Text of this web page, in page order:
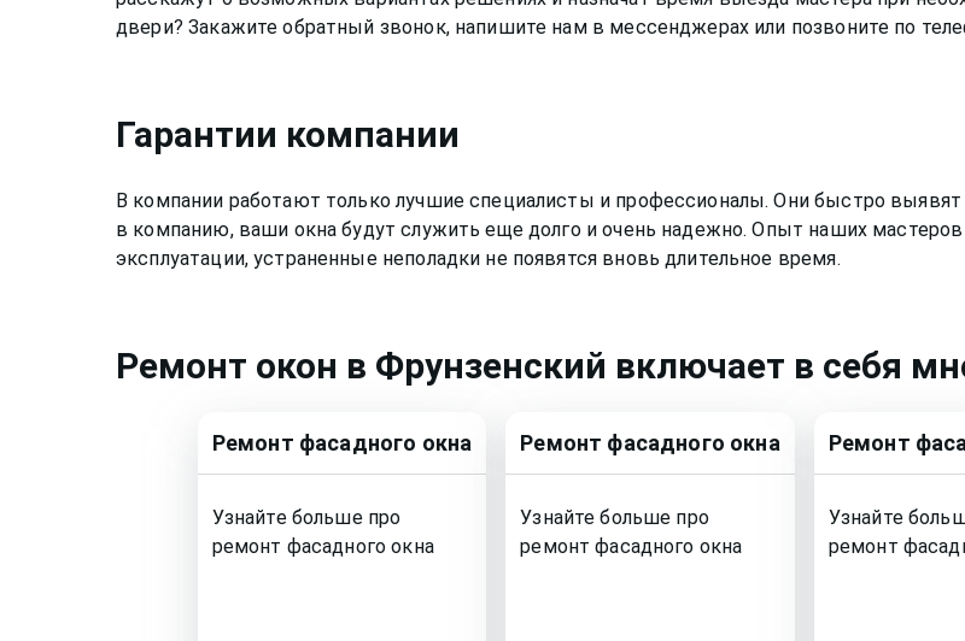
двери? Закажите обратный звонок, напишите нам в мессенджерах или позвоните по
Гарантии компании
В компании работают только лучшие специалисты и профессионалы. Они быстро
в компанию, ваши окна будут служить еще долго и очень надежно. Опыт наших мастеров
эксплуатации, устраненные неполадки не появятся вновь длительное время.
Ремонт окон в Фрунзенский включает в себя
Ремонт фасадного окна
Узнайте больше про
ремонт фасадного окна
Ремонт фасадного окна
Узнайте больше про
ремонтфасадного окна
Ремонт
Узнайте
ремонт